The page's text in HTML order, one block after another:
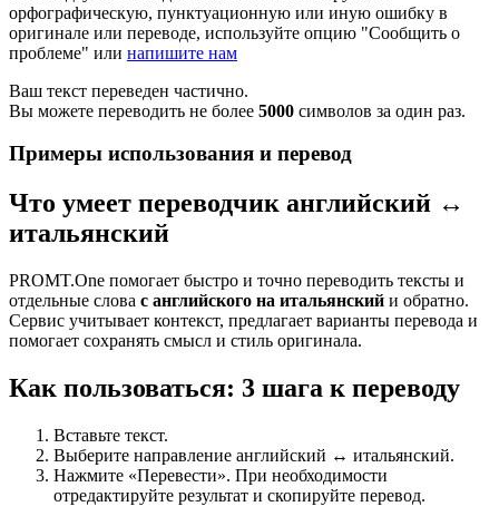
орфографическую, пунктуационную или иную ошибку в
оригинале или переводе, используйте опцию "Сообщить о
проблеме" или напишите нам
Ваш текст переведен частично.
Вы можете переводить не более 5000 символов за один раз.
Примеры использования и перевод
Что умеет переводчик английский ↔
итальянский
PROMT.One помогает быстро и точно переводить тексты и
отдельные слова с английского на итальянский и обратно.
Сервис учитывает контекст, предлагает варианты перевода и
помогает сохранять смысл и стиль оригинала.
Как пользоваться: 3 шага к переводу
Вставьте текст.
Выберите направление английский ↔ итальянский.
Нажмите «Перевести». При необходимости
отредактируйте результат и скопируйте перевод.